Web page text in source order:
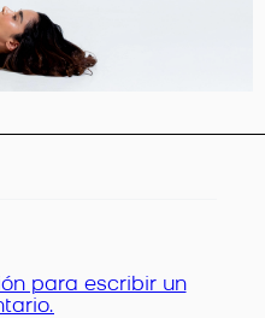
para escribir un